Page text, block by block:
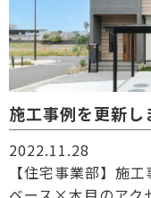
施工事例を更新し
2022.11.28
【住宅事業部】施